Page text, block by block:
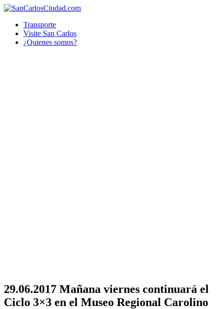
Transporte
Visite San Carlos
¿Quienes somos?
29.06.2017 Mañana viernes continuará el
Ciclo 3×3 en el Museo Regional Carolino